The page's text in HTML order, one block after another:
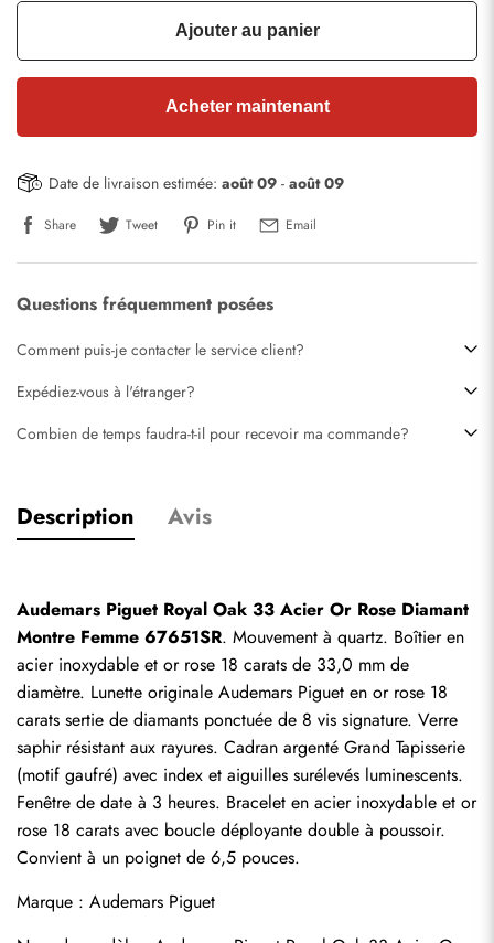
Ajouter au panier
Acheter maintenant
Date de livraison estimée: août 09 - août 09
Share Tweet Pin it Email
Questions fréquemment posées
Comment puis-je contacter le service client?
Expédiez-vous à l'étranger?
Combien de temps faudra-t-il pour recevoir ma commande?
Description Avis
Audemars Piguet Royal Oak 33 Acier Or Rose Diamant
Montre Femme 67651SR. Mouvement à quartz. Boîtier en
acier inoxydable et or rose 18 carats de 33,0 mm de
diamètre. Lunette originale Audemars Piguet en or rose 18
carats sertie de diamants ponctuée de 8 vis signature. Verre
saphir résistant aux rayures. Cadran argenté Grand Tapisserie
(motif gaufré) avec index et aiguilles surélevés luminescents.
Fenêtre de date à 3 heures. Bracelet en acier inoxydable et or
rose 18 carats avec boucle déployante double à poussoir.
Convient à un poignet de 6,5 pouces.
Marque : Audemars Piguet